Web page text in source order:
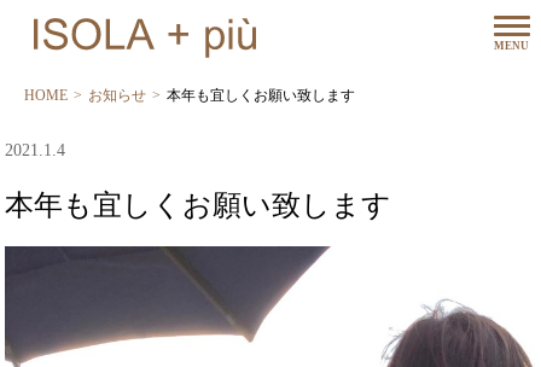
HOME お知らせ 本年も宜しくお願い致します
2021.1.4
本年も宜しくお願い致します